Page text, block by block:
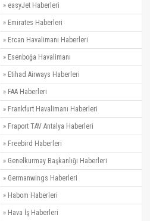
» easyJet Haberleri
» Emirates Haberleri
» Ercan Havalimanı Haberleri
» Esenboğa Havalimanı
» Etihad Airways Haberleri
» FAA Haberleri
» Frankfurt Havalimanı Haberleri
» Fraport TAV Antalya Haberleri
» Freebird Haberleri
» Genelkurmay Başkanlığı Haberleri
» Germanwings Haberleri
» Habom Haberleri
» Hava İş Haberleri